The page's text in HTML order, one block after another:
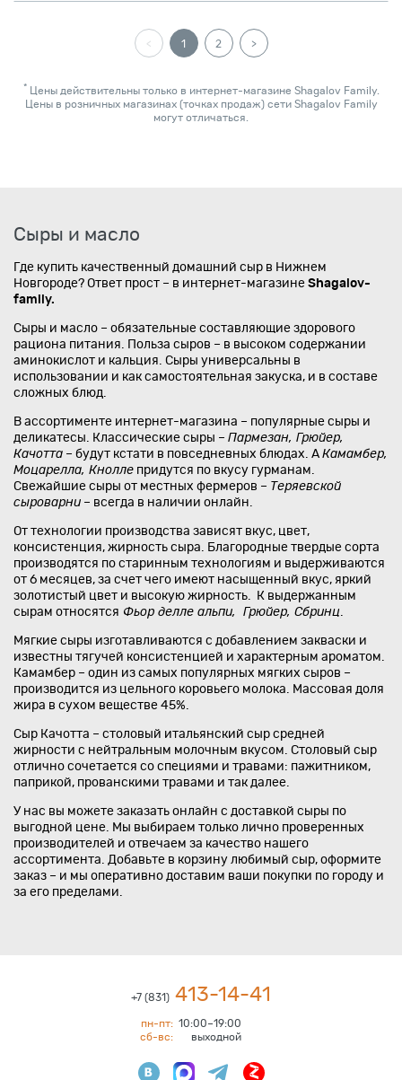
< 1 2 >
* Цены действительны только в интернет-магазине Shagalov Family.
Цены в розничных магазинах (точках продаж) сети Shagalov Family
могут отличаться.
Сыры и масло
Где купить качественный домашний сыр в Нижнем
Новгороде? Ответ прост – в интернет-магазине Shagalov-
family.
Сыры и масло – обязательные составляющие здорового
рациона питания. Польза сыров – в высоком содержании
аминокислот и кальция. Сыры универсальны в
использовании и как самостоятельная закуска, и в составе
сложных блюд.
В ассортименте интернет-магазина – популярные сыры и
деликатесы. Классические сыры – Пармезан, Грюйер,
Качотта – будут кстати в повседневных блюдах. А Камамбер,
Моцарелла, Кнолле придутся по вкусу гурманам.
Свежайшие сыры от местных фермеров – Теряевской
сыроварни – всегда в наличии онлайн.
От технологии производства зависят вкус, цвет,
консистенция, жирность сыра. Благородные твердые сорта
производятся по старинным технологиям и выдерживаются
от 6 месяцев, за счет чего имеют насыщенный вкус, яркий
золотистый цвет и высокую жирность. К выдержанным
сырам относятся Фьор делле альпи, Грюйер, Сбринц
Мягкие сыры изготавливаются с добавлением закваски и
известны тягучей консистенцией и характерным ароматом.
Камамбер – один из самых популярных мягких сыров –
производится из цельного коровьего молока. Массовая доля
жира в сухом веществе 45%.
Сыр Качотта – столовый итальянский сыр средней
жирности с нейтральным молочным вкусом. Столовый сыр
отлично сочетается со специями и травами: пажитником,
паприкой, прованскими травами и так далее.
У нас вы можете заказать онлайн с доставкой сыры по
выгодной цене. Мы выбираем только лично проверенных
производителей и отвечаем за качество нашего
ассортимента. Добавьте в корзину любимый сыр, оформите
заказ – и мы оперативно доставим ваши покупки по городу и
за его пределами.
+7 (831) 413-14-41
пн-пт: 10:00–19:00
сб-вс:
выходной